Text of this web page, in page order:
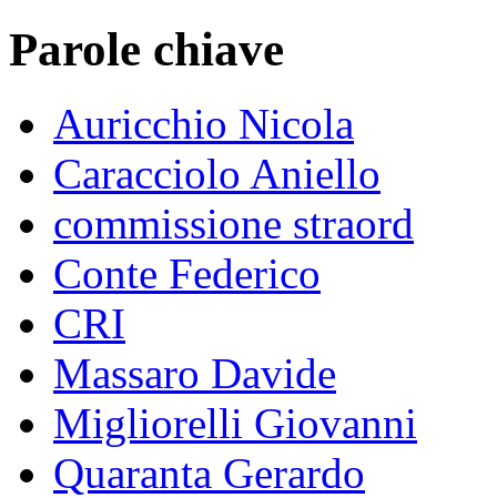
Parole chiave
Auricchio Nicola
Caracciolo Aniello
commissione straord
Conte Federico
CRI
Massaro Davide
Migliorelli Giovanni
Quaranta Gerardo